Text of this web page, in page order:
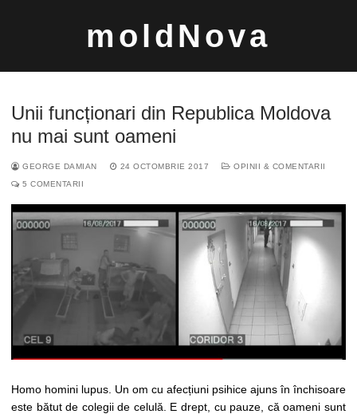
moldNova
Unii funcționari din Republica Moldova
nu mai sunt oameni
GEORGE DAMIAN 24 OCTOMBRIE 2017
OPINII & COMENTARII
5 COMENTARII
Homo homini lupus. Un om cu afecțiuni psihice ajuns în închisoare
este bătut de colegii de celulă. E drept, cu pauze, că oameni sunt